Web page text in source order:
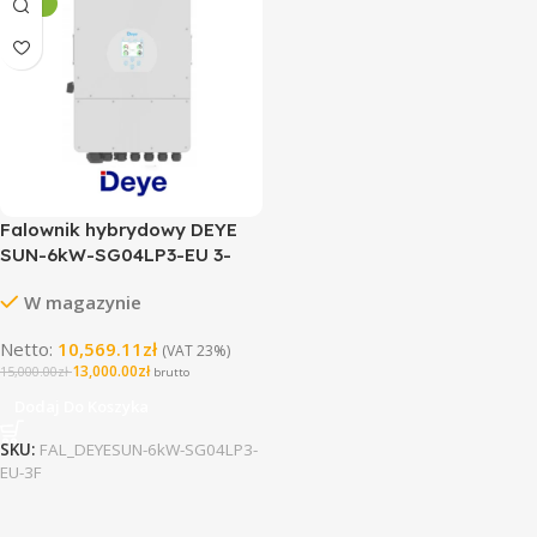
Falownik hybrydowy DEYE
SUN-6kW-SG04LP3-EU 3-
kWW magazynie
Netto: 10,569.11 zł (VAT 23%)
15,000.00zł 13,000.00zł brutto
SKU: FAL_DEYESUN-6kW-SG04LP3-
EU-3F